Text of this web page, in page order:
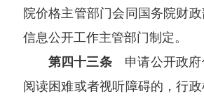
院价格主管部门会同国务院财
信息公开工作主管部门制定。
第四十三条申请公开政府
阅读困难或者视听障碍的，行